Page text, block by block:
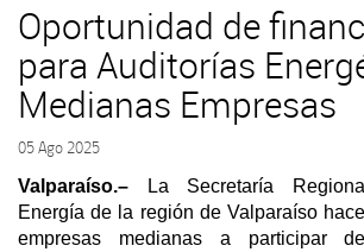
Oportunidad de
para Auditorías
Medianas Empresas
05 Ago 2025
Valparaíso.– La Secretaría
Energía de la región de Valparaíso
empresas medianas a participar